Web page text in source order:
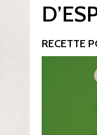
RECETTE